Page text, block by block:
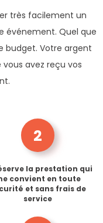
très facilement un
événement. Quel que
budget. Votre argent
avez reçu vos
2
la prestation qui
convient en toute
et sans frais de
service